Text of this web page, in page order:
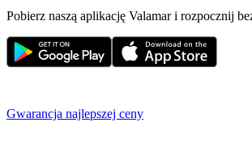
Pobierz naszą aplikację Valamar i rozpocznij
Gwarancja najlepszej ceny